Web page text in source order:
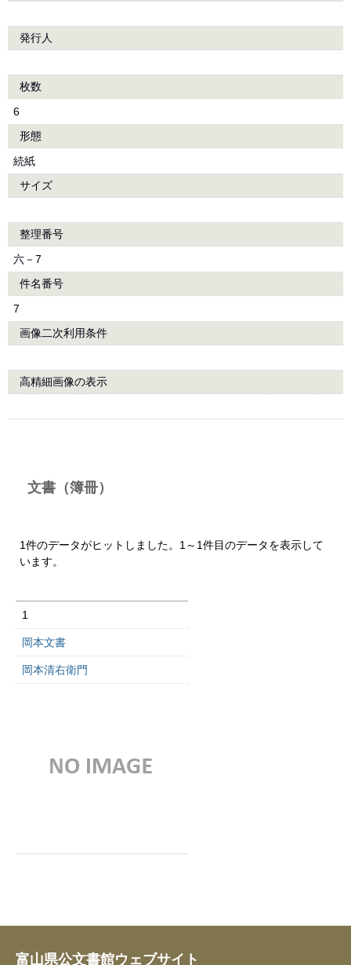
発行人
枚数
6
形態
続紙
サイズ
整理番号
六－7
件名番号
7
画像二次利用条件
高精細画像の表示
文書（簿冊）
1件のデータがヒットしました。1～1件目のデータを表示して
います。
1
岡本文書
岡本清右衛門
富山県公文書館ウェブサイト